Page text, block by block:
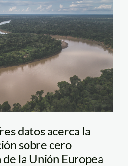
Bosque-
datos acerca la
sobre cero
la Unión Europea